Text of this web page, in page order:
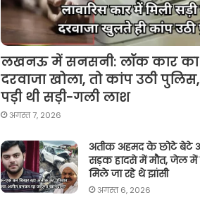
लखनऊ में सनसनी: लॉक कार का
दरवाजा खोला, तो कांप उठी
पड़ी थी सड़ी-गली लाश
अगस्त 7, 2026
अतीक अहमद के छोटे बेटे
सड़क हादसे में मौत, जेल में
मिले जा रहे थे झांसी
अगस्त 6, 2026